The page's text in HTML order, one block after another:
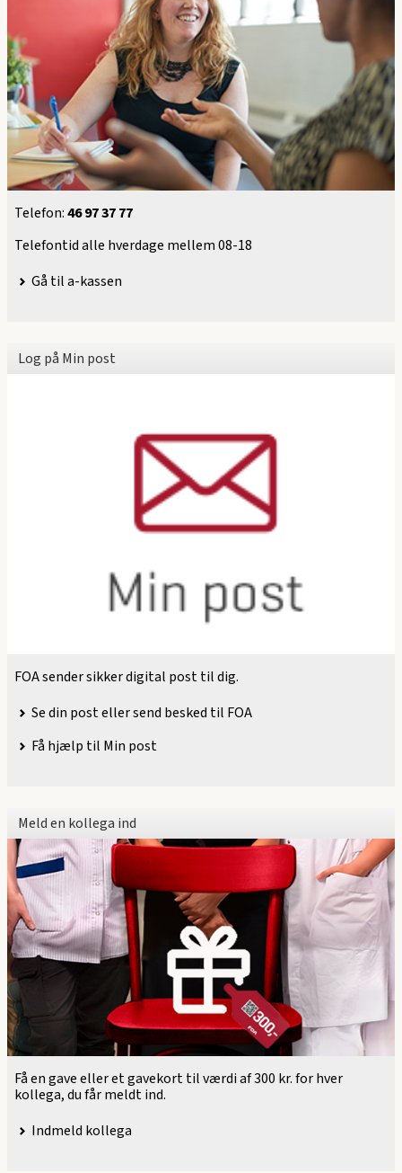
Telefon:46 97 37 77
Telefontid alle hverdage mellem 08-18
Gå til a-kassen
Log på Min post
FOA sender sikker digital post til dig.
Se din post eller send besked til FOA
Få hjælp til Min post
Meld en kollega ind
Få en gave eller et gavekort til værdi af 300 kr. for hver
kollega, du får meldt ind.
Indmeld kollega